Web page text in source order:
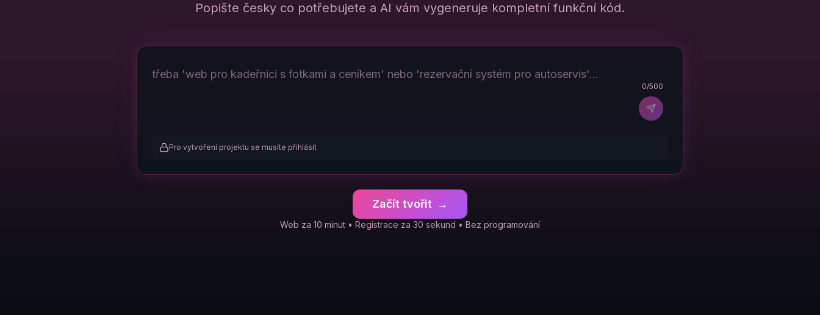
Popište česky co potřebujete a AI vám vygeneruje kompletní funkční kód.
0/500
Pro vytvoření projektu se musíte přihlásit
Začít tvořit →
Web za 10 minut • Registrace za 30 sekund • Bez programování